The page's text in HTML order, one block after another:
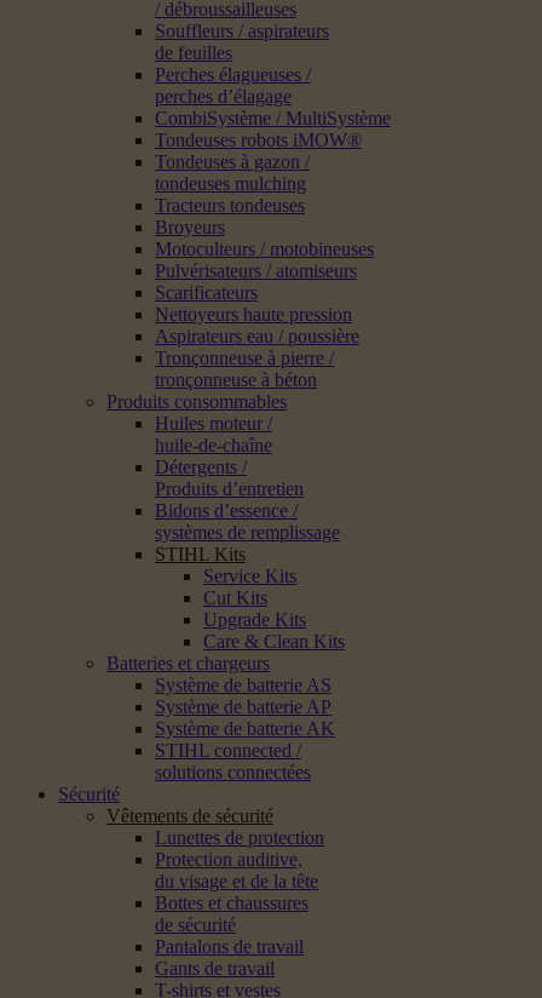
/ débroussailleuses
Souffleurs / aspirateurs
de feuilles
Perches élagueuses /
perches d’élagage
CombiSystème / MultiSystème
Tondeuses robots iMOW®
Tondeuses à gazon /
tondeuses mulching
Tracteurs tondeuses
Broyeurs
Motoculteurs / motobineuses
Pulvérisateurs / atomiseurs
Scarificateurs
Nettoyeurs haute pression
Aspirateurs eau / poussière
Tronçonneuse à pierre /
tronçonneuse à béton
Produits consommables
Huiles moteur /
huile-de-chaîne
Détergents /
Produits d’entretien
Bidons d’essence /
systèmes de remplissage
STIHL Kits
Service Kits
Cut Kits
Upgrade Kits
Care & Clean Kits
Batteries et chargeurs
Système de batterie AS
Système de batterie AP
Système de batterie AK
STIHL connected /
solutions connectées
Sécurité
Vêtements de sécurité
Lunettes de protection
Protection auditive,
du visage et de la tête
Bottes et chaussures
de sécurité
Pantalons de travail
Gants de travail
T-shirts et vestes